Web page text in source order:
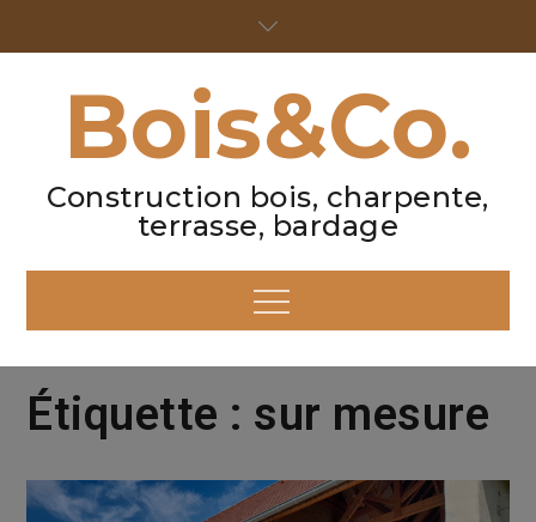
Bois&Co.
Construction bois, charpente,
terrasse, bardage
Menu
Étiquette : sur mesure